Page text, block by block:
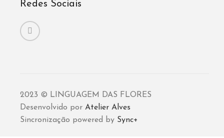
Redes Sociais
2023 © LINGUAGEM DAS FLORES
Desenvolvido por Atelier Alves
Sincronização powered by Sync+